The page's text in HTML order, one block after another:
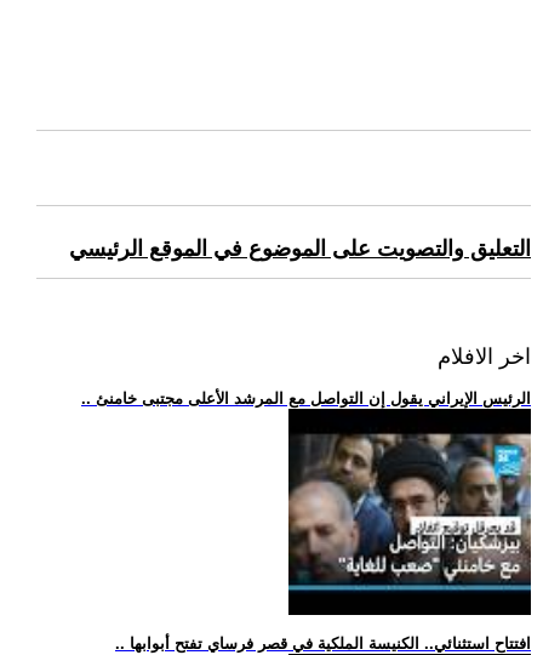
التعليق والتصويت على الموضوع في الموقع الرئيسي
اخر الافلام
.. الرئيس الإيراني يقول إن التواصل مع المرشد الأعلى مجتبى خامنئ
.. افتتاح استثنائي.. الكنيسة الملكية في قصر فرساي تفتح أبوابها